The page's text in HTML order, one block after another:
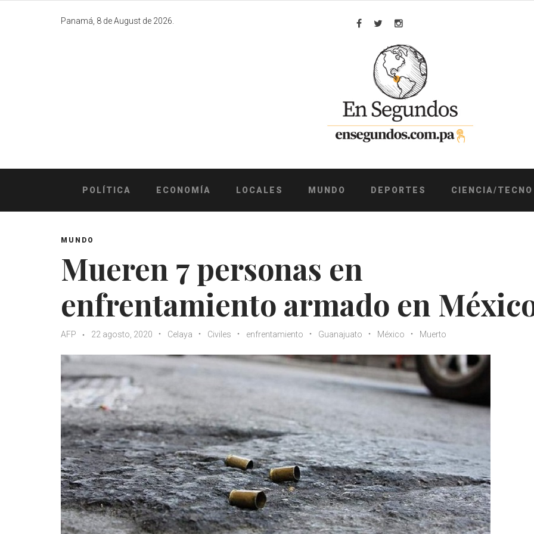
Panamá, 8 de August de 2026.
Facebook
TwitterInstagram
POLÍTICA ECONOMÍA LOCALES MUNDO DEPORTES CIENCIA/TECNO
MUNDO
Mueren 7 personas en
enfrentamiento armado en
AFP 22 agosto, 2020 Celaya Civiles enfrentamiento Guanajuato México Muerto